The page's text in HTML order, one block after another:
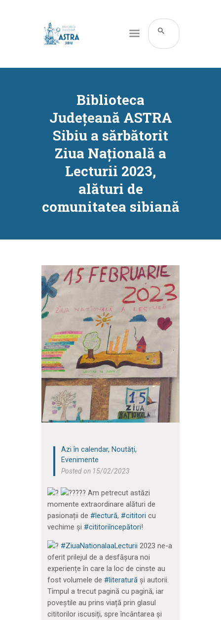
Biblioteca
Județeană ASTRA
Sibiu a sărbătorit
Ziua Națională a
Lecturii 2023,
alături de
comunitatea sibiană
CATALOG ONLINE
RESURSE
SERVICII
INFORMAȚII UTILE
BLOG
CONTACT
CONTUL MEU
Azi în calendar, Noutăți,
Evenimente
Posted on 15/02/2023
Am petrecut astăzi
momente extraordinare alături de
pasionații de #lectură, #cititori cu
vechime și #cititoriîncepători!
#ZiuaNationalaaLecturii 2023 ne-a
oferit prilejul de a desfășura noi
experiențe în care la loc de cinste au
fost volumele de #literatură și autorii.
Timpul a trecut pagină cu pagină, iar
poveștile au prins viață prin glasul
cititorilor iscusiți, spre încântarea și